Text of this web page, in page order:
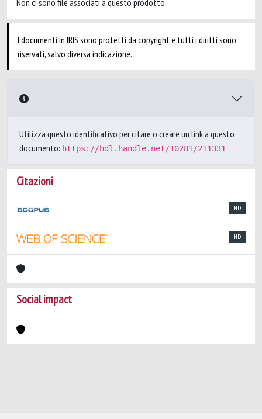
Non ci sono file associati a questo prodotto.
I documenti in IRIS sono protetti da copyright e tutti i diritti sono
riservati, salvo diversa indicazione.
Utilizza questo identificativo per citare o creare un link a questo
documento: https://hdl.handle.net/10281/211331
Citazioni
ND
ND
Social impact